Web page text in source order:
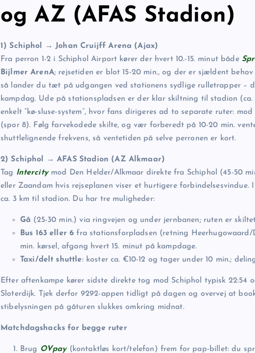
og AZ (AFAS Stadion)
1) Schiphol → Johan Cruijff Arena (Ajax)
Fra perron 1-2 i Schiphol Airport kører der hvert 10.-15. minut både
Bijlmer ArenA; rejsetiden er blot 15-20 min., og der er sjældent
så lander du tæt på udgangen ved stationens sydlige rulletrapper –
kampdag. Ude på stationspladsen er der klar skiltning til stadion
enkelt “kø-sluse-system”, hvor fans dirigeres ad to separate ruter:
(spor 8). Følg farvekodede skilte, og vær forberedt på 10-20 min.
shuttlelignende frekvens, så ventetiden på selve perronen er kort.
2) Schiphol → AFAS Stadion (AZ Alkmaar)
Tag Intercitymod Den Helder/Alkmaar direkte fra Schiphol (45-50
eller Zaandam hvis rejseplanen viser et hurtigere
ca. 3 km til stadion. Du har tre muligheder:
Gå (25-30 min.) via ringvejen og under jernbanen; ruten er skiltet
Bus 163 eller 6 fra stationsforpladsen (retning
min. kørsel, afgang hvert 15. minut på kampdage.
Taxi/delt shuttle: koster ca. €10-12 og tager under 10 min.;
Efter aftenkampe kører sidste direkte tog mod Schiphol typisk 22:54
Sloterdijk. Tjek derfor 9292-appen tidligt på dagen og overvej at
stibelysningen på gåturen slukkes omkring midnat.
Matchdagshacks for begge ruter
Brug OVpay(kontaktløs kort/telefon) frem for pap-billet: du